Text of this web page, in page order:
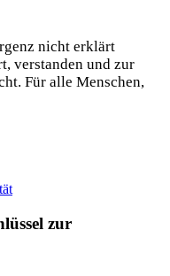
nicht erklärt
verstanden und zur
Für alle Menschen,
zur